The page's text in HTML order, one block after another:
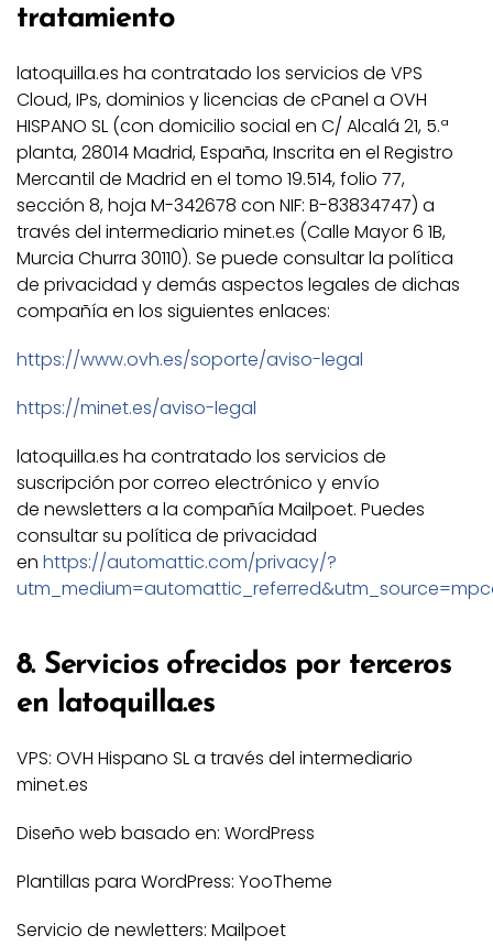
tratamiento
latoquilla.es ha contratado los servicios de VPS
Cloud, IPs, dominios y licencias de cPanel a OVH
HISPANO SL (con domicilio social en C/ Alcalá 21, 5.ª
planta, 28014 Madrid, España, Inscrita en el Registro
Mercantil de Madrid en el tomo 19.514, folio 77,
sección 8, hoja M-342678 con NIF: B-83834747) a
través del intermediario minet.es (Calle Mayor 6 1B,
Murcia Churra 30110). Se puede consultar la política
de privacidad y demás aspectos legales de dichas
compañía en los siguientes enlaces:
https://www.ovh.es/soporte/aviso-legal
https://minet.es/aviso-legal
latoquilla.es ha contratado los servicios de
suscripción por correo electrónico y envío
de newsletters a la compañía Mailpoet. Puedes
consultar su política de privacidad
en https://automattic.com/privacy/?
8. Servicios ofrecidos por terceros
en latoquilla.es
VPS: OVH Hispano SL a través del intermediario
minet.es
Diseño web basado en: WordPress
Plantillas para WordPress: YooTheme
Servicio de newletters: Mailpoet